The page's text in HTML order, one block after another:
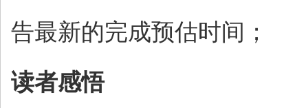
告最新的完成预估时间；
读者感悟